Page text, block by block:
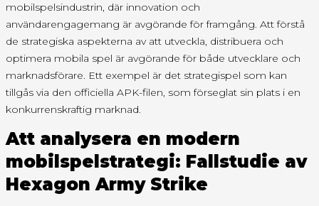
mobilspelsindustrin, där innovation och
användarengagemang är avgörande för framgång. Att förstå
de strategiska aspekterna av att utveckla, distribuera och
optimera mobila spel är avgörande för både utvecklare och
marknadsförare. Ett exempel är det strategispel som kan
tillgås via den officiella APK-filen, som förseglat sin plats i en
konkurrenskraftig marknad.
Att analysera en modern
mobilspelstrategi: Fallstudie av
Hexagon Army Strike